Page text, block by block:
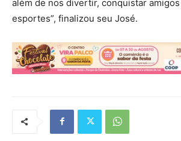
além de nos divertir, conquistar
esportes”, finalizou seu José.